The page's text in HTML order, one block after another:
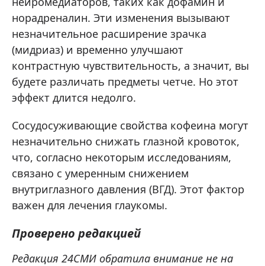
норадреналин. Эти изменения вызывают
незначительное расширение зрачка
(мидриаз) и временно улучшают
контрастную чувствительность, а значит, вы
будете различать предметы четче. Но этот
эффект длится недолго.
Сосудосуживающие свойства кофеина могут
незначительно снижать глазной кровоток,
что, согласно некоторым исследованиям,
связано с умеренным снижением
внутриглазного давления (ВГД). Этот фактор
важен для лечения глаукомы.
Проверено редакцией
Редакция 24СМИ обратила внимание не на